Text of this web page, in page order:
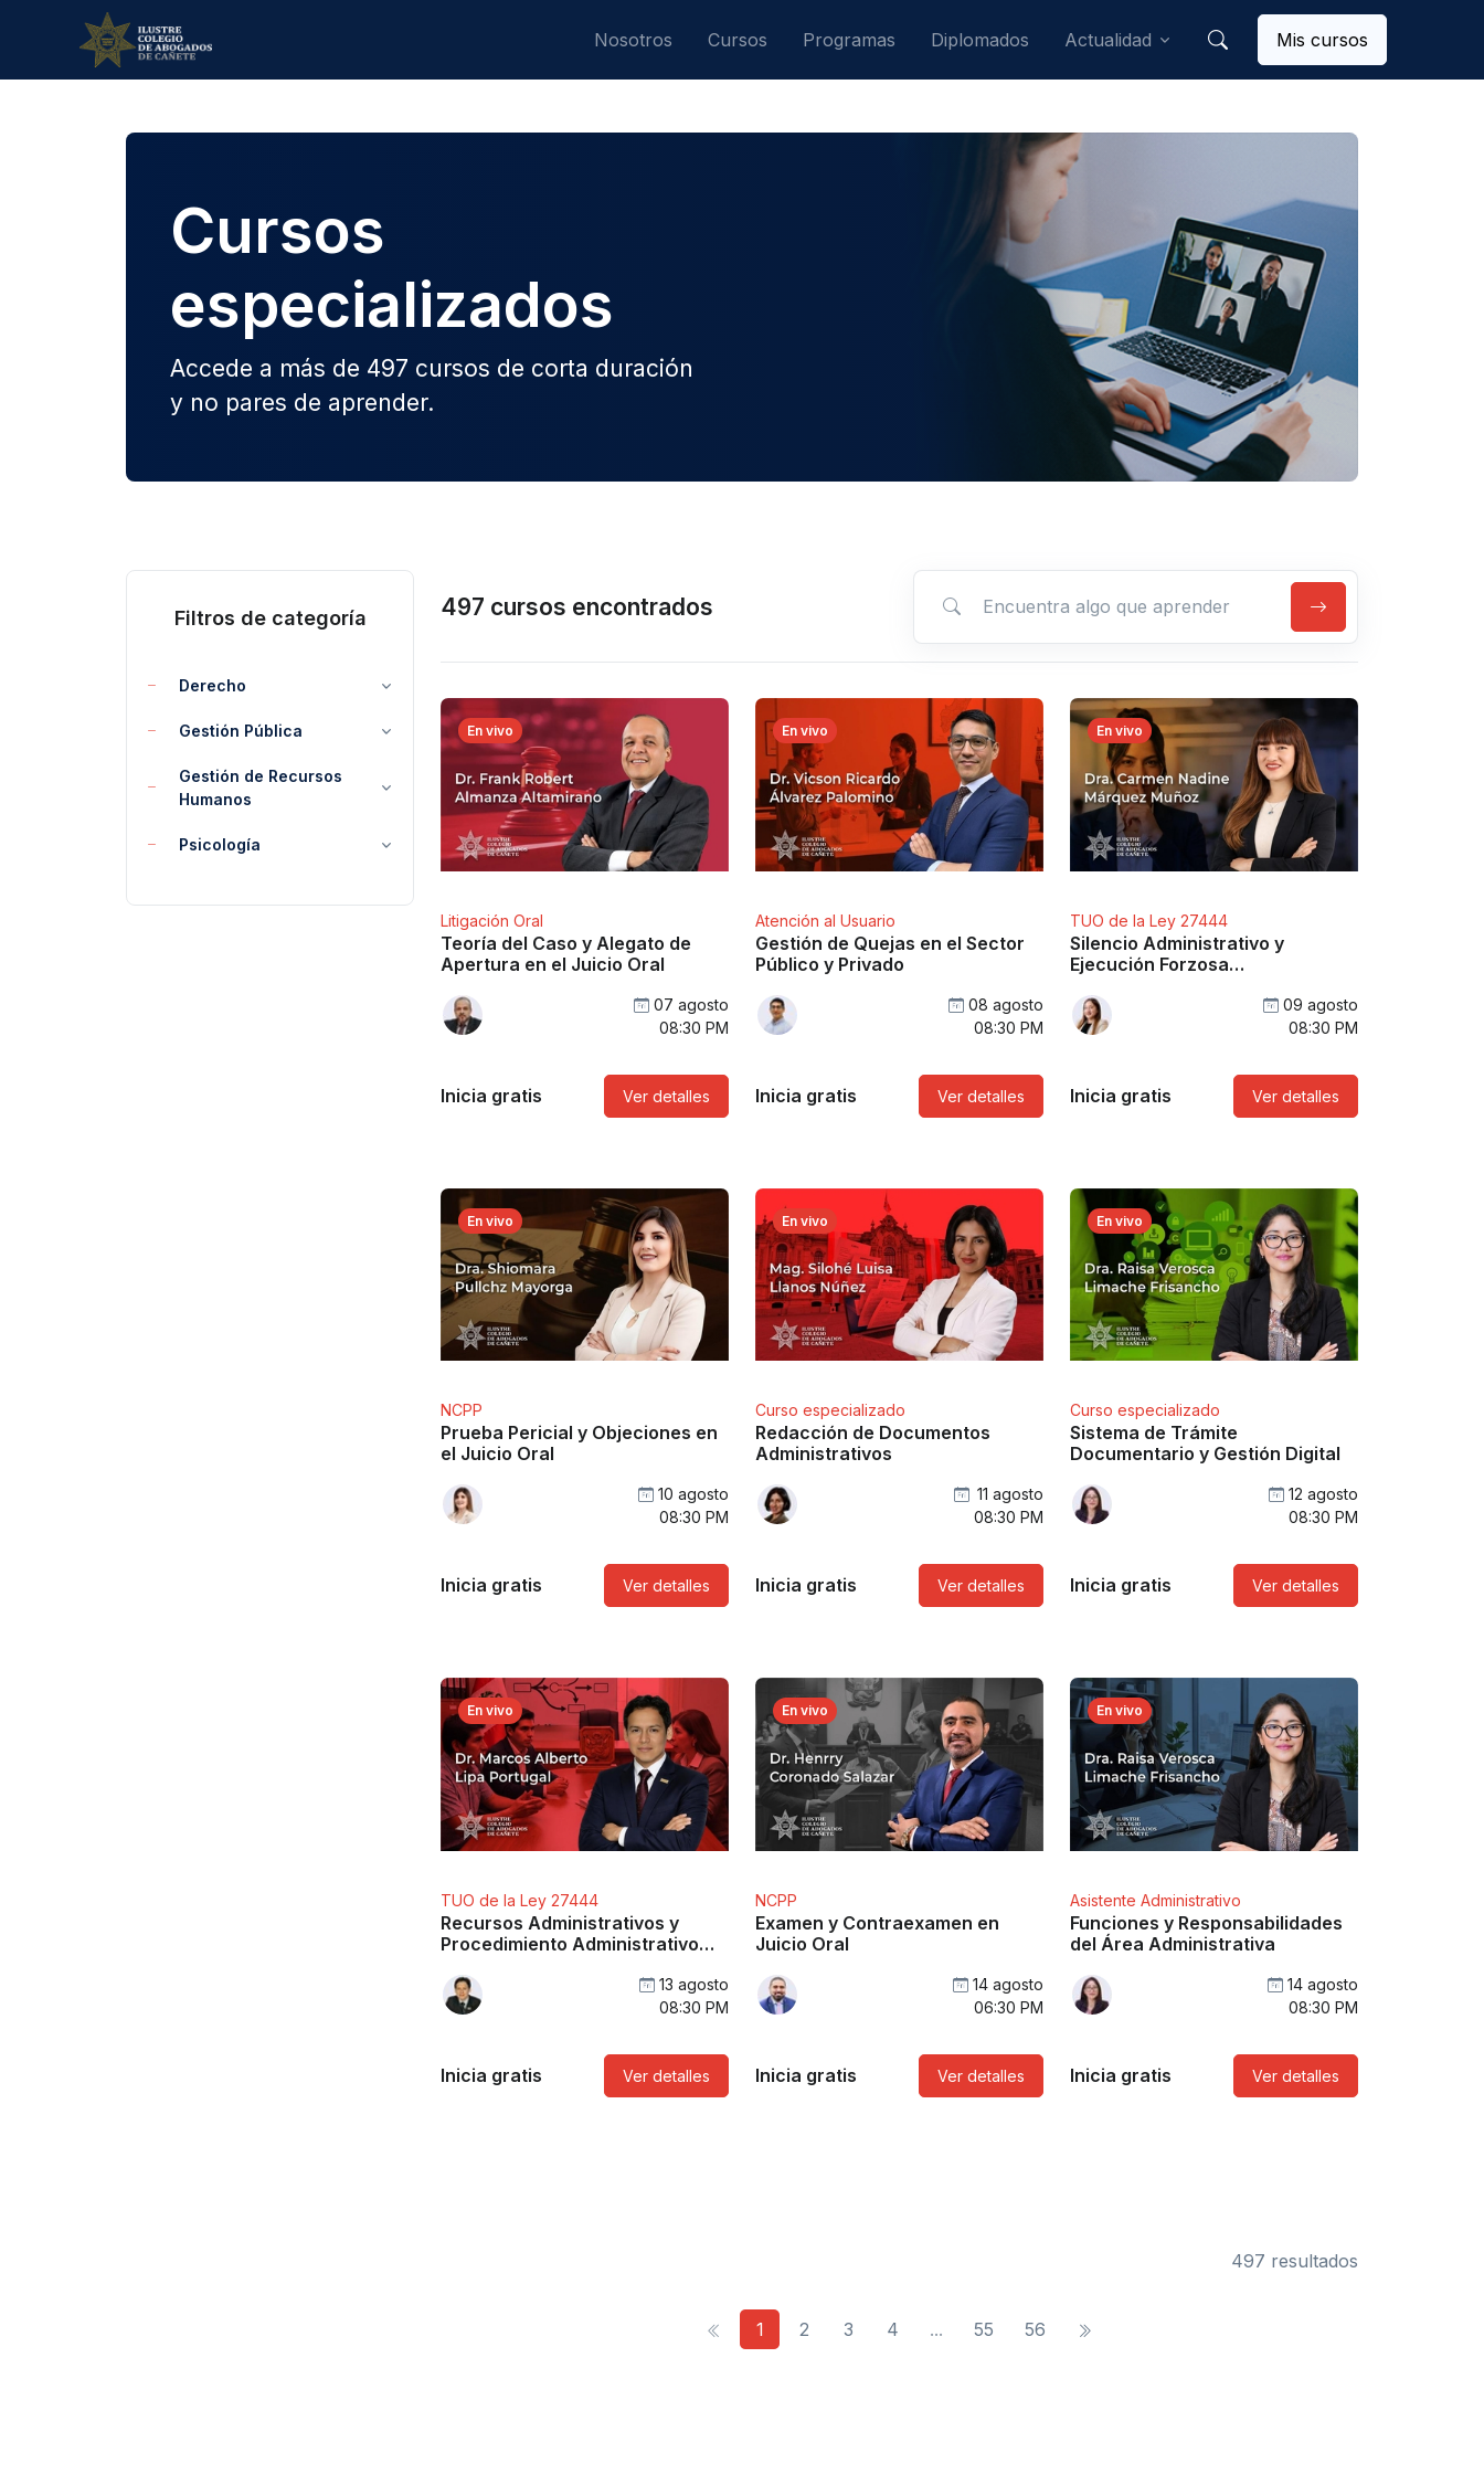
Mis cursos
Nosotros Cursos Programas Diplomados Actualidad
Cursos
especializados
Accede a más de 497 cursos de corta duración
y no pares de aprender.
Filtros de categoría
Derecho
Gestión Pública
Gestión de Recursos
Humanos
Psicología
497 cursos encontrados
En vivo
Litigación Oral
Teoría del Caso y Alegato de
Apertura en el Juicio Oral
07 agosto
08:30 PM
Inicia gratis Ver detalles
En vivo
Atención al Usuario
Gestión de Quejas en el Sector
Público y Privado
08 agosto
08:30 PM
Inicia gratis Ver detalles
En vivo
TUO de la Ley 27444
Silencio Administrativo y
Ejecución Forzosa
09 agosto
08:30 PM
Inicia gratis Ver detalles
En vivo
NCPP
Prueba Pericial y Objeciones en
el Juicio Oral
10 agosto
08:30 PM
Inicia gratis Ver detalles
En vivo
Curso especializado
Redacción de Documentos
Administrativos
11 agosto
08:30 PM
Inicia gratis Ver detalles
En vivo
Curso especializado
Sistema de Trámite
Documentario y Gestión Digital
12 agosto
08:30 PM
Inicia gratis Ver detalles
En vivo
TUO de la Ley 27444
Recursos Administrativos y
Procedimiento Administrativo
13 agosto
08:30 PM
Inicia gratis Ver detalles
En vivo
NCPP
Examen y Contraexamen en
Juicio Oral
14 agosto
06:30 PM
Inicia gratis Ver detalles
En vivo
Asistente Administrativo
Funciones y Responsabilidades
del Área Administrativa
14 agosto
08:30 PM
Inicia gratis Ver detalles
497 resultados
1 2 3 4 ... 55 56